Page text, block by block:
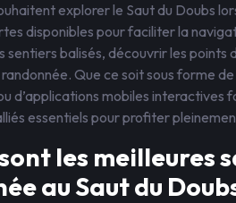
explorer le Saut du Doubs
disponibles pour faciliter la
sentiers balisés, découvrir les
Que ce soit sous forme
d’applications mobiles interactives
essentiels pour profiter
les meilleures
au Saut du